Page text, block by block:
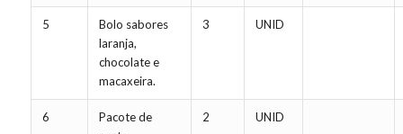
5
Bolo sabores
laranja,
chocolate e
macaxeira.
3 UNID
6
Pacote de
2 UNID